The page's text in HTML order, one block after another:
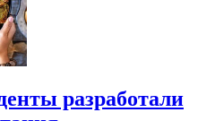
разработали